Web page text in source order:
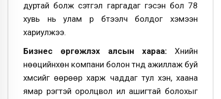
дуртай болж сэтгэл гаргадаг гэсэн бол 78
хувь нь улам үр бүтээлч болдог хэмээн
хариулжээ.
Бизнес өргөжүүлэх алсын хараа: Хүнийн
нөөцийнхөн компани болон түүнд ажиллаж буй
хүмүүсийг өөрөөр харж чаддаг тул хэн, хаана
ямар үүрэгтэй оролцвол илүү ашигтай болохыг